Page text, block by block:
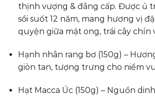
thịnh vượng & đẳng cấp. Được ủ
sồi suốt 12 năm, mang hương vị
quyện giữa mật ong, trái cây chín
Hạnh nhân rang bơ (150g) –
giòn tan, tượng trưng cho niềm
Hạt Macca Úc (150g) – Nguồn